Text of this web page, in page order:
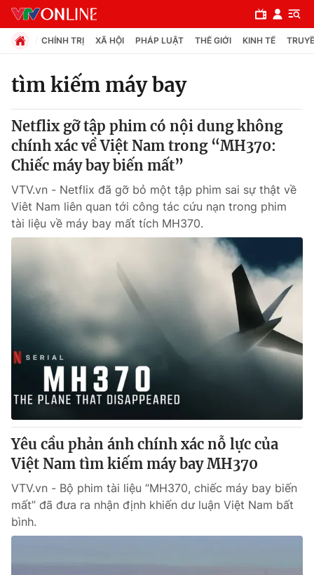
Chuyên mục
Chính trị
Pháp luật
Y tế
Thế giới
Thế giới đó đây
Câu chuyện quốc tế
Tài chính
Thị trường
Góc doanh nghiệp
Dữ liệu và đời sống
Truyền hình
Phim VTV
Hậu trường
Nhân vật
Khán giả
Giải trí
Điện ảnh
Âm nhạc
Đời sống
Du lịch
CHÍNH TRỊ XÃ HỘI PHÁP LUẬT THẾ GIỚI KINH TẾ
tìm kiếm máy bay
Netflix gỡ tập phim có nội dung không
chính xác về Việt Nam trong “MH370:
Chiếc máy bay biến mất”
VTV.vn - Netflix đã gỡ bỏ một tập phim sai sự thật về
Viêt Nam liên quan tới công tác cứu nạn trong phim
tài liệu về máy bay mất tích MH370.
Yêu cầu phản ánh chính xác nỗ lực của
Việt Nam tìm kiếm máy bay MH370
VTV.vn - Bộ phim tài liệu “MH370, chiếc máy bay biến
mất” đã đưa ra nhận định khiến dư luận Việt Nam bất
bình.